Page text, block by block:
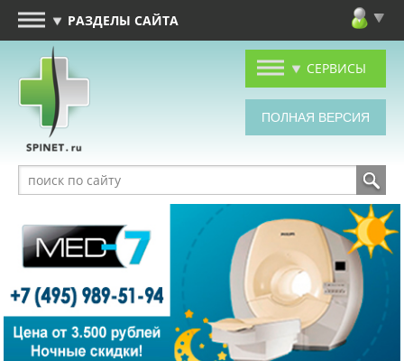
РАЗДЕЛЫ САЙТА
СЕРВИСЫ